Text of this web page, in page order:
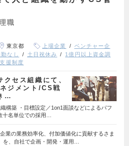
職
東京都 上場企業
ベンチャー企
なし 土日祝休み
1億円以上資金調
援制度
セス組織にて、
ジメント/CS戦
…
構築 ・目標設定／1on1面談などによるパフ
十名単位での採用…
業の業務効率化、付加価値化に貢献するさま
を、自社で企画・開発・運用…